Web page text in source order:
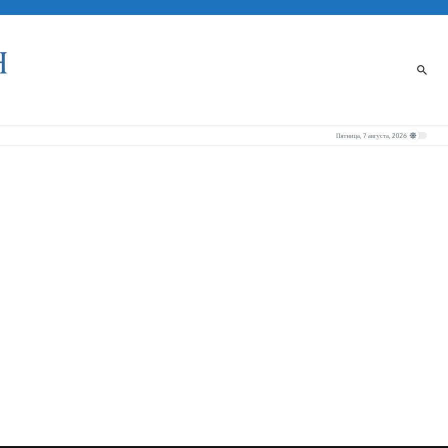
Пятница, 7 августа, 2026